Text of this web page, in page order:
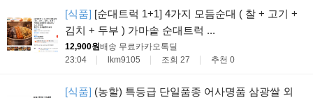
[식품] [순대트럭 1+1] 4가지 모듬순대 ( 찰 + 고기 +
김치 + 두부 ) 가마솥 순대트럭 ...
12,900원배송 무료카카오톡딜
23:04
lkm9105 조회 27 추천 0
[식품] (농할) 특등급 단일품종 어사명품 삼광쌀 외